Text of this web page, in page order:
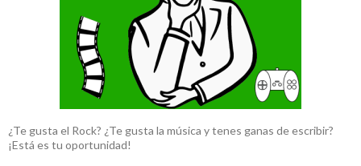
¿Te gusta el Rock? ¿Te gusta la música y tenes ganas de escribir?
¡Está es tu oportunidad!